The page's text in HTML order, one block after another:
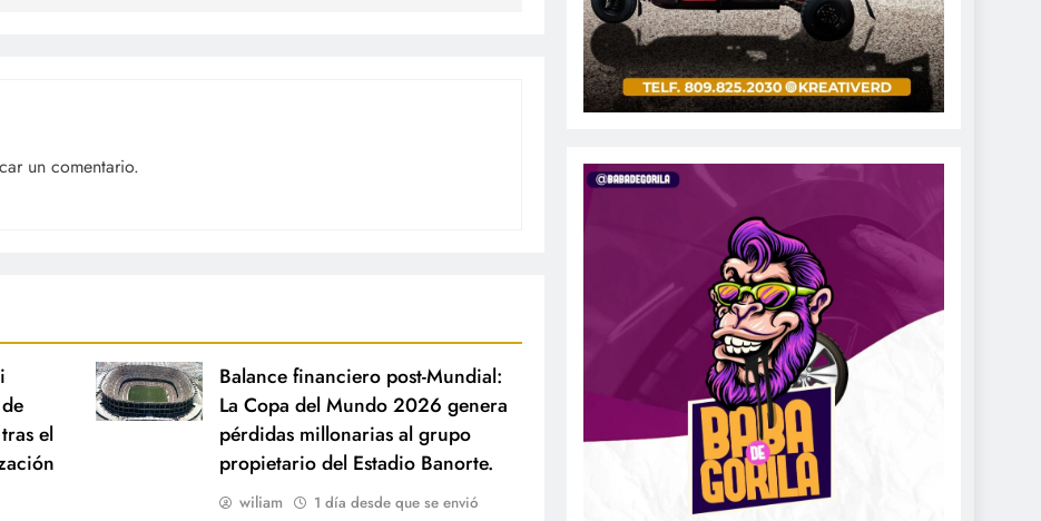
un comentario.
el
Balance financiero post-Mundial:
La Copa del Mundo 2026 genera
pérdidas millonarias al grupo
propietario del Estadio Banorte.
wiliam 1 día desde que se envió